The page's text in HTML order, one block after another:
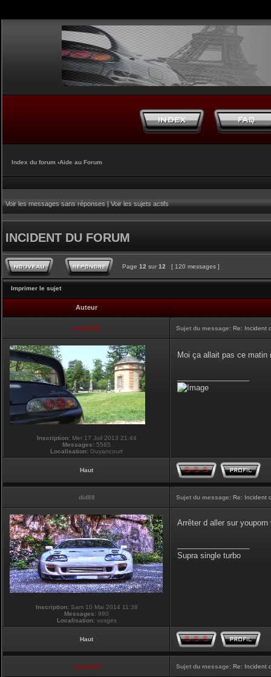
Index du forum ‹Aide au Forum
Voir les messages sans réponses|Voir les sujets actifs
INCIDENT DU FORUM
Page 12 sur 12 [ 120 messages ]
Imprimer le sujet
Auteur
vmax330 Sujet du message: Re: Incident
Inscription:Mer 17 Juil 2013 21:44
Messages: 5565
Localisation: Guyancourt
Moi ça allait pas ce
Haut
did88 Sujet du message: Re: Incident
Inscription:Sam 10 Mai 2014 11:39
Messages: 980
Localisation:vosges
Arrêter d aller sur
Supra single turbo
Haut
vmax330 Sujet du message: Re: Incident